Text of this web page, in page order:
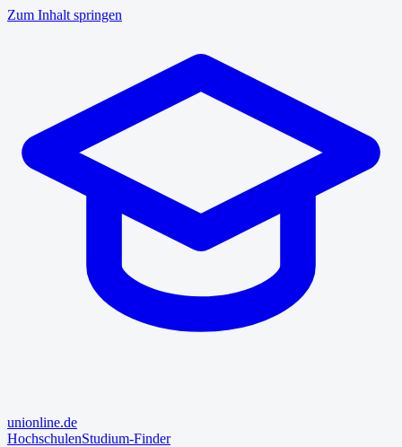
Zum Inhalt springen
unionline.de
HochschulenStudium-Finder